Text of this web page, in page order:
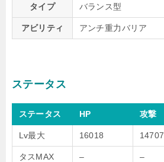
タイプ バランス型
アビリティ アンチ重力バリア
ステータス
ステータス HP 攻撃
Lv最大 16018 14707
タスMAX – –